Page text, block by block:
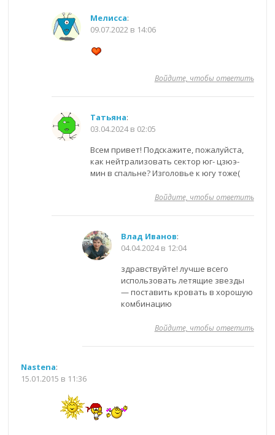
Мелисса:
09.07.2022 в 14:06
Войдите, чтобы ответить
Татьяна:
03.04.2024 в 02:05
Всем привет! Подскажите, пожалуйста,
как нейтрализовать сектор юг- цзюэ-
мин в спальне? Изголовье к югу тоже(
Войдите, чтобы ответить
Влад Иванов:
04.04.2024 в 12:04
здравствуйте! лучше всего
использовать летящие звезды
— поставить кровать в хорошую
комбинацию
Войдите, чтобы ответить
Nastena:
15.01.2015 в 11:36